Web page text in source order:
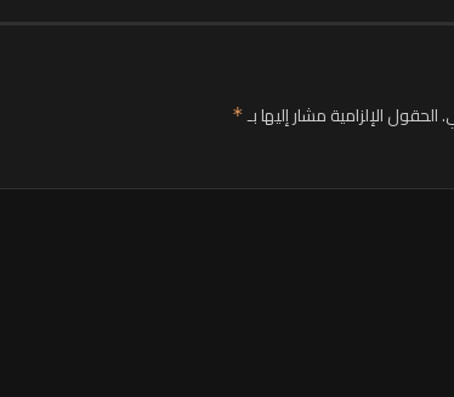
الحقول الإلزامية مشار إليها بـ*